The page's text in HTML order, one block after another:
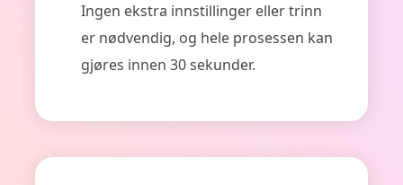
Ingen ekstra innstillinger eller trinn
er nødvendig, og hele prosessen kan
gjøres innen 30 sekunder.